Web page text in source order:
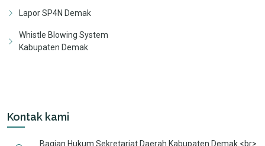
Lapor SP4N Demak
Whistle Blowing System
Kabupaten Demak
Kontak kami
Bagian Hukum Sekretariat Daerah Kabupaten Demak <br>